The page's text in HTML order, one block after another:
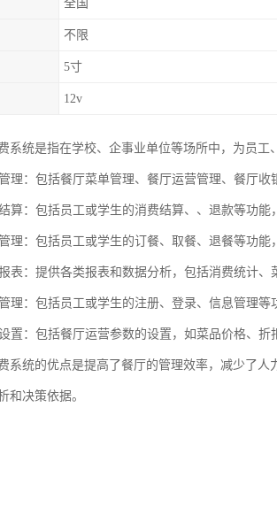
全国
不限
5寸
12v
系统是指在学校、企事业单位等场所中，为员工
理：包括餐厅菜单管理、餐厅运营管理、餐厅
算：包括员工或学生的消费结算、、退款等功能
理：包括员工或学生的订餐、取餐、退餐等功能
表：提供各类报表和数据分析，包括消费统计
理：包括员工或学生的注册、登录、信息管理等
置：包括餐厅运营参数的设置，如菜品价格、折
系统的优点是提高了餐厅的管理效率，减少了
和决策依据。